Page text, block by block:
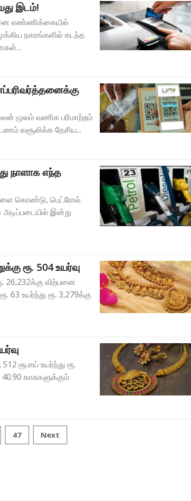
இடம்!
எண்ணிக்கையில்
நகரங்களில் கடந்த
மூலம் வணிக பரிமாற்றம்
வசூலிக்க தேசிய...
நாளாக எந்த
கொண்டு, பெட்ரோல்
அடிப்படையில் இன்று
ரூ. 504 உயர்வு
26,232க்கு விற்பனை
உயர்ந்து ரூ. 3,279க்கு
ரூபாய் உயர்ந்து ரூ.
காசுகளுக்கும்
47 Next